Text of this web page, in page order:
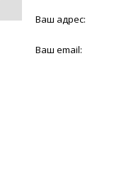
Ваш адрес:
Ваш email: